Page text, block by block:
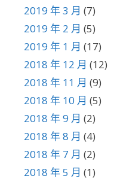
2019 年 3 月 (7)
2019 年 2 月 (5)
2019 年 1 月 (17)
2018 年 12 月 (12)
2018 年 11 月 (9)
2018 年 10 月 (5)
2018 年 9 月 (2)
2018 年 8 月 (4)
2018 年 7 月 (2)
2018 年 5 月 (1)